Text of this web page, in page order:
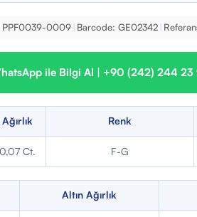
PPF0039-0009 Barcode: GE02342
ile Bilgi Al | +90 (242) 244 23
Ağırlık Renk
0,07 Ct. F-G
Altın Ağırlık